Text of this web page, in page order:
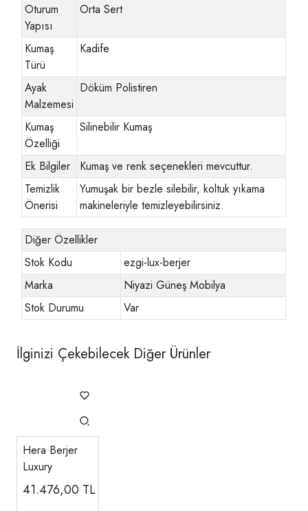
Oturum
Yapısı
Orta Sert
Kumaş
Türü
Kadife
Ayak
Malzemesi
Döküm Polistiren
Kumaş
Özelliği
Silinebilir Kumaş
Ek Bilgiler
Kumaş ve renk seçenekleri mevcuttur.
Temizlik
Önerisi
Yumuşak bir bezle silebilir, koltuk yıkama
makineleriyle temizleyebilirsiniz.
Diğer Özellikler
Stok Kodu
ezgi-lux-berjer
Marka
Niyazi Güneş Mobilya
Stok Durumu
Var
İlginizi Çekebilecek Diğer Ürünler
Hera Berjer
Luxury
41.476,00 TL